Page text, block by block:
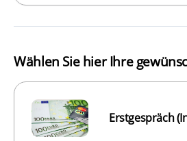
Wählen Sie hier Ihre
Erstgespräch